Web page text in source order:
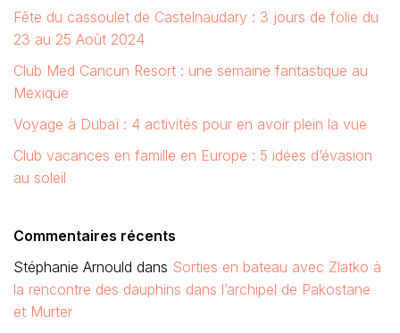
Fête du cassoulet de Castelnaudary : 3 jours de folie du
23 au 25 Août 2024
Club Med Cancun Resort : une semaine fantastique au
Mexique
Voyage à Dubaï : 4 activités pour en avoir plein la vue
Club vacances en famille en Europe : 5 idées d’évasion
au soleil
Commentaires récents
Stéphanie Arnould dans Sorties en bateau avec Zlatko à
la rencontre des dauphins dans l’archipel de Pakostane
et Murter